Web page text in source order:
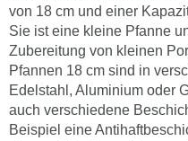
von 18 cm und einer
Sie ist eine kleine Pfanne
Zubereitung von kleinen
Pfannen 18 cm sind in
Edelstahl, Aluminium oder
auch verschiedene
Beispiel eine